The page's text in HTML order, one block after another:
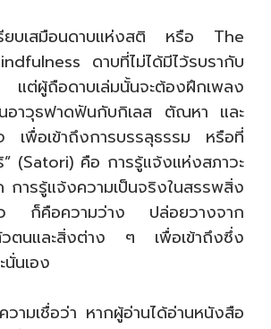
รียบเสมือนดาบแห่งสติ หรือ The
ดาบที่ไม่ได้มีไว้รบรากับ
ต่ผู้ถือดาบเล่มนั้นจะต้องฝึกเพลง
นอาวุธฟาดฟันกับกิเลส ตัณหา และ
เพื่อเข้าถึงการบรรลุธรรม หรือที่
” (Satori) คือ การรู้แจ้งแห่งสภาวะ
ารรู้แจ้งความเป็นจริงในสรรพสิ่ง
ว ก็คือความว่าง ปล่อยวางจาก
วตนและสิ่งต่าง ๆ เพื่อเข้าถึงซึ่ง
นเอง
ามเชื่อว่า หากผู้อ่านได้อ่านหนังสือ